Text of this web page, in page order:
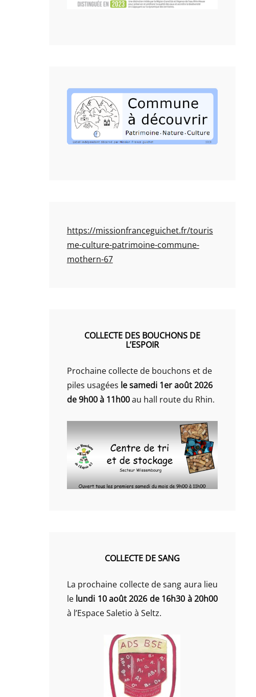
https://missionfranceguichet.fr/touris
me-culture-patrimoine-commune-
mothern-67
COLLECTE DES BOUCHONS DE
L’ESPOIR
Prochaine collecte de bouchons et de
piles usagées le samedi 1er août 2026
de 9h00 à 11h00au hall route du Rhin.
COLLECTE DE SANG
La prochaine collecte de sang aura lieu
le lundi 10 août 2026 de 16h30 à 20h00
à l’Espace Saletio à Seltz.